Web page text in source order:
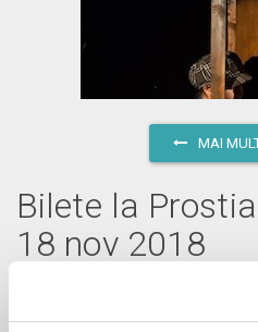
MAI
Bilete la
18 nov 2018
Bucuresti, Teatrul Coquette